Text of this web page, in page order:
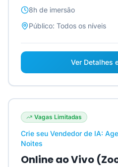
8h de imersão
Público: Todos os níveis
Ver Detalhes
Vagas Limitadas
Crie seu Vendedor de IA:
Noites
Online ao Vivo